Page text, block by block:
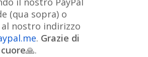
Brooklyn Museum
Burmese Art Canadian
Chilean Art
Christie's
Claude
Museum of Art
(qua sopra) o
nostro indirizzo
. Grazie di
cuore🙏.